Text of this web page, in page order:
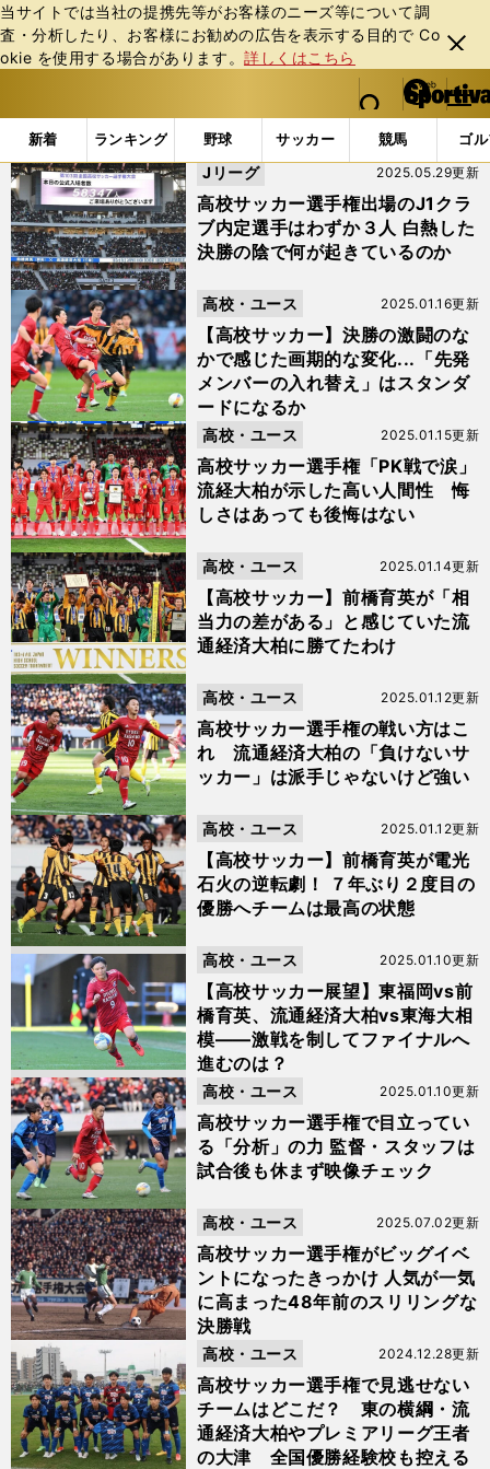
当サイトでは当社の提携先等がお客様のニーズ等について調
査・分析したり、お客様にお勧めの広告を表⽰する⽬的で Co
okie を使⽤する場合があります。詳しくはこちら
閉じ
る
web Sportiva (webスポルティーバ)
検索
マイペ
ー
ジ
メニュ
新着 ランキング 野球 サッカー 競馬 ゴ
b
ス
ポ
ル
テ
ィ
ー
バ
「#流通経済大柏」の最新ニュース・ 情報
高校サッカー選手権出場のJ1クラ
ブ内定選手はわずか３人 白熱した
決勝の陰で何が起きているのか
2025.05.29更新
Jリーグ
【高校サッカー】決勝の激闘のな
かで感じた画期的な変化...「先発
メンバーの入れ替え」はスタンダ
ードになるか
2025.01.16更新
高校・ユース
高校サッカー選手権「PK戦で涙」
流経大柏が示した高い人間性 悔
しさはあっても後悔はない
2025.01.15更新
高校・ユース
【高校サッカー】前橋育英が「相
当力の差がある」と感じていた流
通経済大柏に勝てたわけ
2025.01.14更新
高校・ユース
高校サッカー選手権の戦い方はこ
れ 流通経済大柏の「負けないサ
ッカー」は派手じゃないけど強い
2025.01.12更新
高校・ユース
【高校サッカー】前橋育英が電光
石火の逆転劇！ ７年ぶり２度目の
優勝へチームは最高の状態
2025.01.12更新
高校・ユース
【高校サッカー展望】東福岡vs前
橋育英、流通経済大柏vs東海大相
模――激戦を制してファイナルへ
進むのは？
2025.01.10更新
高校・ユース
高校サッカー選手権で目立ってい
る「分析」の力 監督・スタッフは
試合後も休まず映像チェック
2025.01.10更新
高校・ユース
高校サッカー選手権がビッグイベ
ントになったきっかけ 人気が一気
に高まった48年前のスリリングな
決勝戦
2025.07.02更新
高校・ユース
高校サッカー選手権で見逃せない
チームはどこだ？ 東の横綱・流
通経済大柏やプレミアリーグ王者
の大津 全国優勝経験校も控える
2024.12.28更新
高校・ユース